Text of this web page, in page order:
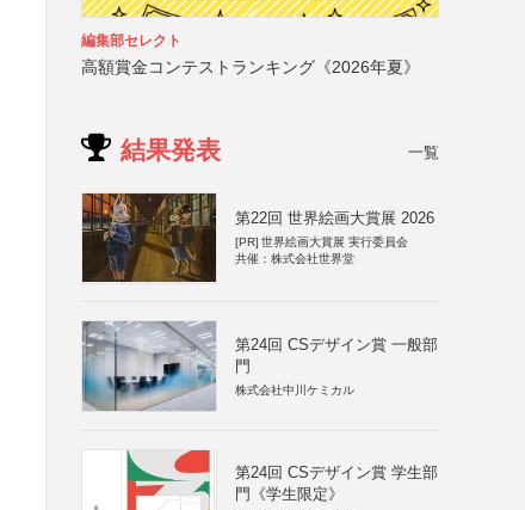
編集部セレクト
高額賞金コンテストランキング《2026年夏》
結果発表 一覧
第22回 世界絵画大賞展 2026
[PR] 世界絵画大賞展 実行委員会
共催：株式会社世界堂
第24回 CSデザイン賞 一般部
門
株式会社中川ケミカル
第24回 CSデザイン賞 学生部
門《学生限定》